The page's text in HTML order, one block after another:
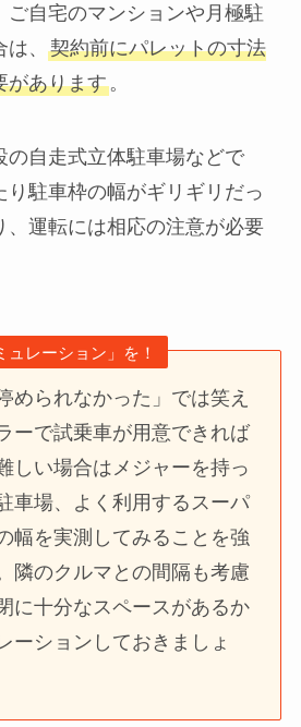
ご自宅のマンションや月極駐
、
契約前にパレットの寸法
があります。
の自走式立体駐車場などで
り駐車枠の幅がギリギリだっ
、運転には相応の注意が必要
レーション」を！
められなかった」では笑え
ーで試乗車が用意できれば
しい場合はメジャーを持っ
車場、よく利用するスーパ
幅を実測してみることを強
隣のクルマとの間隔も考慮
に十分なスペースがあるか
ーションしておきましょ